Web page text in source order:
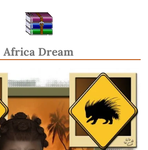
Africa Dream